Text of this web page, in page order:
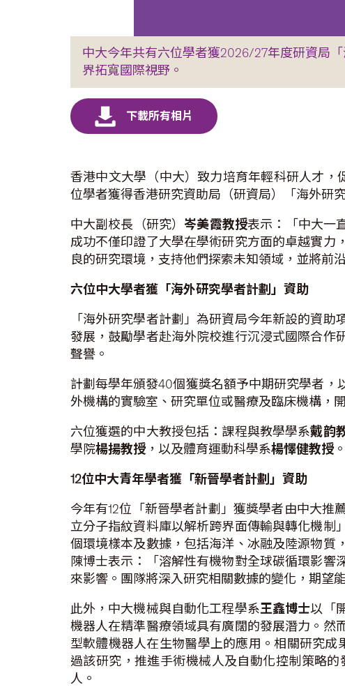
中大今年共有六位學者獲2026/27年度研資局
界拓寬國際視野。
香港中文大學（中大）致力培育年輕科研人才
位學者獲得香港研究資助局（研資局）「海外研
中大副校長（研究）岑美霞教授表示：「中大一
成功不僅印證了大學在學術研究方面的卓越實
良的研究環境，支持他們探索未知領域，並將前
六位中大學者獲「海外研究學者計劃」資助
「海外研究學者計劃」為研資局今年新設的資
發展，鼓勵學者赴海外院校進行沉浸式國際合作
聲譽。
計劃每學年頒發40個獲獎名額予中期研究學者
外機構的實驗室、研究單位或醫療及臨床機構，
六位獲選的中大教授包括：課程與教學學系戴韵
學院楊揚教授，以及體育運動科學系楊懌健教授。
12位中大青年學者獲「新晉學者計劃」資助
今年有12位「新晉學者計劃」獲獎學者由中大推
立分子指紋資料庫以解析跨界面傳輸與轉化機制
個環境樣本及數據，包括海洋、冰融及陸源物質
陳博士表示：「溶解性有機物對全球碳循環影
來影響。團隊將深入研究相關數據的變化，期望
此外，中大機械與自動化工程學系王鑫博士以「
機器人在精準醫療領域具有廣闊的發展潛力。然
型軟體機器人在生物醫學上的應用。相關研究成
過該研究，推進手術機械人及自動化控制策略
人。